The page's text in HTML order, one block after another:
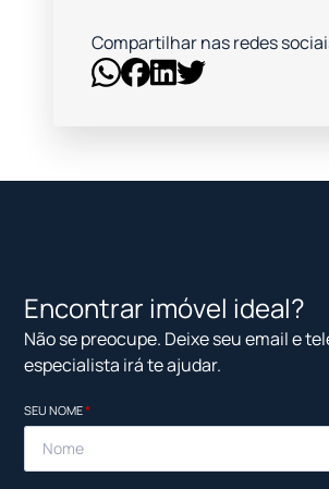
Compartilhar nas redes
Encontrar imóvel ideal?
Não se preocupe. Deixe seu email e
especialista irá te ajudar.
SEU NOME*